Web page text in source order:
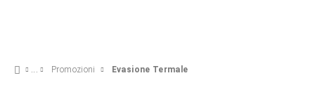
Promozioni Evasione Termale